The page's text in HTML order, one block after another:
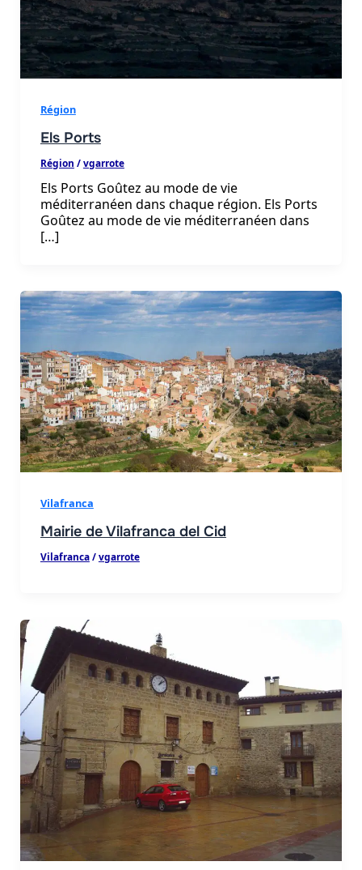
Région
Els Ports
Région /vgarrote
Els Ports Goûtez au mode de vie
méditerranéen dans chaque région. Els Ports
Goûtez au mode de vie méditerranéen dans
[…]
Vilafranca
Mairie de Vilafranca del Cid
Vilafranca/vgarrote